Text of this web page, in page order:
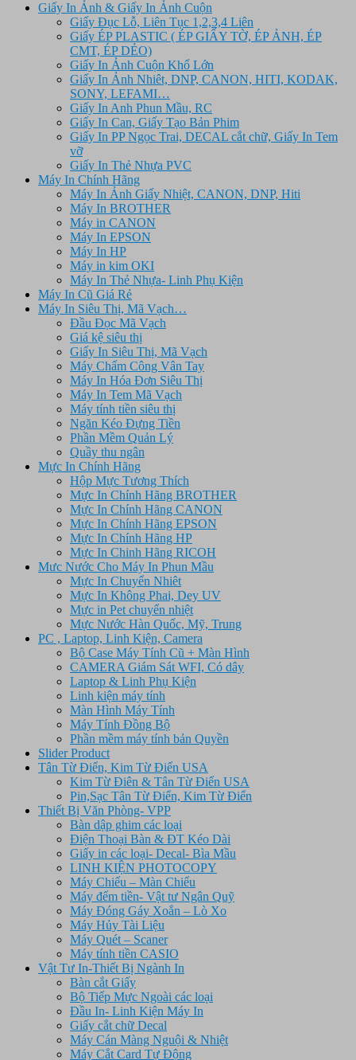
Giấy In Ảnh & Giấy In Ảnh Cuộn
Giấy Đục Lỗ, Liên Tục 1,2,3,4 Liên
Giấy ÉP PLASTIC ( ÉP GIẤY TỜ, ÉP ẢNH, ÉP
CMT, ÉP DẺO)
Giấy In Ảnh Cuộn Khổ Lớn
Giấy In Ảnh Nhiêt, DNP, CANON, HITI, KODAK,
SONY, LEFAMI…
Giấy In Anh Phun Mầu, RC
Giấy In Can, Giấy Tạo Bản Phim
Giấy In PP Ngọc Trai, DECAL cắt chữ, Giấy In Tem
vỡ
Giấy In Thẻ Nhựa PVC
Máy In Chính Hãng
Máy In Ảnh Giấy Nhiệt, CANON, DNP, Hiti
Máy In BROTHER
Máy in CANON
Máy In EPSON
Máy In HP
Máy in kim OKI
Máy In Thẻ Nhựa- Linh Phụ Kiện
Máy In Cũ Giá Rẻ
Máy In Siêu Thị, Mã Vạch…
Đầu Đọc Mã Vạch
Giá kệ siêu thị
Giấy In Siêu Thị, Mã Vạch
Máy Chấm Công Vân Tay
Máy In Hóa Đơn Siêu Thị
Máy In Tem Mã Vạch
Máy tính tiền siêu thị
Ngăn Kéo Đựng Tiền
Phần Mềm Quản Lý
Quầy thu ngân
Mực In Chính Hãng
Hộp Mực Tương Thích
Mực In Chính Hãng BROTHER
Mực In Chính Hãng CANON
Mực In Chính Hãng EPSON
Mực In Chính Hãng HP
Mực In Chinh Hãng RICOH
Mưc Nước Cho Máy In Phun Mầu
Mực In Chuyển Nhiêt
Mực In Không Phai, Dey UV
Mực in Pet chuyển nhiệt
Mực Nước Hàn Quốc, Mỹ, Trung
PC , Laptop, Linh Kiện, Camera
Bộ Case Máy Tính Cũ + Màn Hình
CAMERA Giám Sát WFI, Có dây
Laptop & Linh Phụ Kiện
Linh kiện máy tính
Màn Hình Máy Tính
Máy Tính Đồng Bộ
Phần mềm máy tính bản Quyền
Slider Product
Tân Từ Điển, Kim Từ Điển USA
Kim Từ Điên & Tân Từ Điển USA
Pin,Sạc Tân Từ Điển, Kim Từ Điển
Thiết Bị Văn Phòng- VPP
Bàn dập ghim các loại
Điện Thoại Bàn & ĐT Kéo Dài
Giấy in các loại- Decal- Bìa Mầu
LINH KIỆN PHOTOCOPY
Máy Chiếu – Màn Chiếu
Máy đếm tiền- Vật tư Ngân Quỹ
Máy Đóng Gáy Xoắn – Lò Xo
Máy Hủy Tài Liệu
Máy Quét – Scaner
Máy tính tiền CASIO
Vật Tư In-Thiết Bị Ngành In
Bàn cắt Giấy
Bộ Tiếp Mực Ngoài các loại
Đầu In- Linh Kiện Máy In
Giấy cắt chữ Decal
Máy Cán Màng Nguội & Nhiệt
Máy Cắt Card Tự Động